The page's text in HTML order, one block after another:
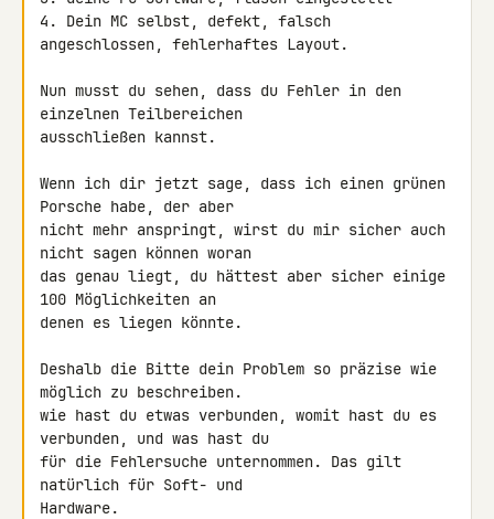
4. Dein MC selbst, defekt, falsch
angeschlossen, fehlerhaftes Layout.
Nun musst du sehen, dass du Fehler in den
einzelnen Teilbereichen
ausschließen kannst.
Wenn ich dir jetzt sage, dass ich einen grünen
Porsche habe, der aber
nicht mehr anspringt, wirst du mir sicher auch
nicht sagen können woran
das genau liegt, du hättest aber sicher einige
100 Möglichkeiten an
denen es liegen könnte.
Deshalb die Bitte dein Problem so präzise wie
möglich zu beschreiben.
wie hast du etwas verbunden, womit hast du es
verbunden, und was hast du
für die Fehlersuche unternommen. Das gilt
natürlich für Soft- und
Hardware.